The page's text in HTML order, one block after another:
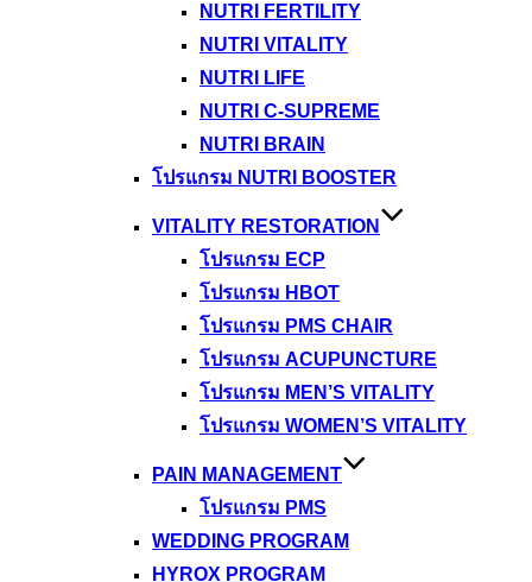
NUTRI FERTILITY
NUTRI VITALITY
NUTRI LIFE
NUTRI C-SUPREME
NUTRI BRAIN
โปรแกรม NUTRI BOOSTER
VITALITY RESTORATION
โปรแกรม ECP
โปรแกรม HBOT
โปรแกรม PMS CHAIR
โปรแกรม ACUPUNCTURE
โปรแกรม MEN’S VITALITY
โปรแกรม WOMEN’S VITALITY
PAIN MANAGEMENT
โปรแกรม PMS
WEDDING PROGRAM
HYROX PROGRAM